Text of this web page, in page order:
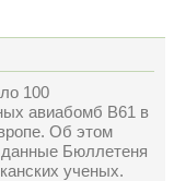
100
авиабомб B61 в
Об этом
Бюллетеня
ученых.